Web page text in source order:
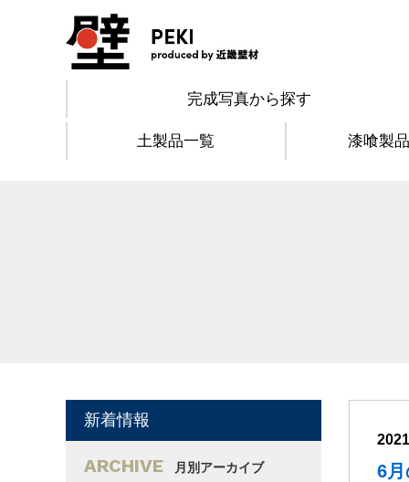
完成写真から探す
土製品一覧 漆喰製
6
新着情報
ARCHIVE 月別アーカイブ